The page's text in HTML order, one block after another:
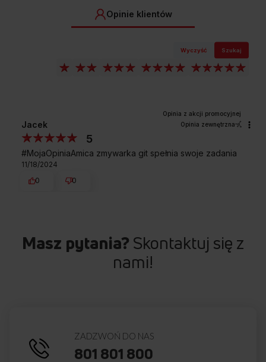
Opinie klientów
Wyczyść Szukaj
Jacek Opinia zewnętrzna
5
#MojaOpiniaAmica zmywarka git spełnia swoje zadania
11/18/2024
0
0
Masz pytania? Skontaktuj się z
nami!
ZADZWOŃ DO NAS
801 801 800